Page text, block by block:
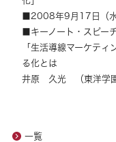
■2008年9月17日（
■キーノート・スピ
「生活導線マーケティ
る化とは
井原 久光 （東洋学園
一覧